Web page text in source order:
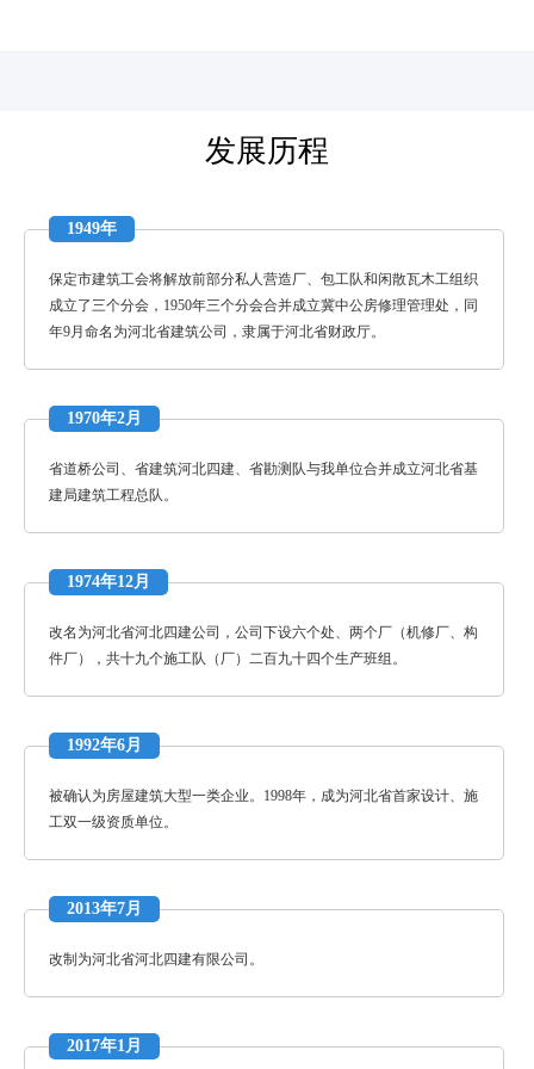
发展历程
1949年
保定市建筑工会将解放前部分私人营造厂、包工队和闲散瓦木工组织
成立了三个分会，1950年三个分会合并成立冀中公房修理管理处，同
年9月命名为河北省建筑公司，隶属于河北省财政厅。
1970年2月
省道桥公司、省建筑河北四建、省勘测队与我单位合并成立河北省基
建局建筑工程总队。
1974年12月
改名为河北省河北四建公司，公司下设六个处、两个厂（机修厂、构
件厂），共十九个施工队（厂）二百九十四个生产班组。
1992年6月
被确认为房屋建筑大型一类企业。1998年，成为河北省首家设计、施
工双一级资质单位。
2013年7月
改制为河北省河北四建有限公司。
2017年1月